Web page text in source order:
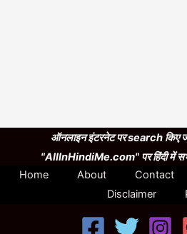
ऑनलाइन इंटरनेट पर search किए
"AllInHindiMe.com" पर हिंदी में
Home
About Contact
Disclaimer